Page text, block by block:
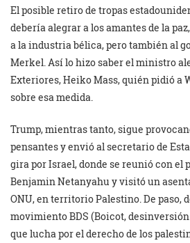
El posible retiro de tropas
debería alegrar a los amantes de la
a la industria bélica, pero también al
Merkel. Así lo hizo saber el ministro
Exteriores, Heiko Mass, quién pidió a
sobre esa medida.
Trump, mientras tanto, sigue
pensantes y envió al secretario de
gira por Israel, donde se reunió con
Benjamin Netanyahu y visitó un
ONU, en territorio Palestino. De paso,
movimiento BDS (Boicot,
que lucha por el derecho de los